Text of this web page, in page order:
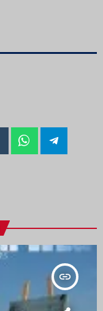
insert_link